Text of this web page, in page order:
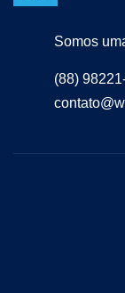
Somos
(88)